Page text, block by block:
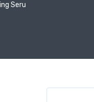
Seru